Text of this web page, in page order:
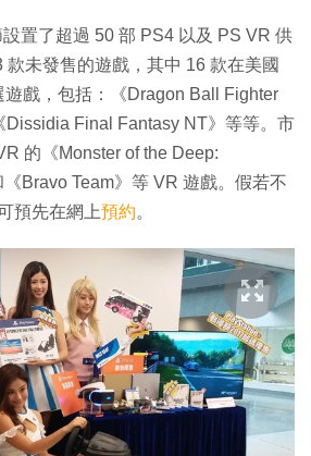
置了超過 50 部 PS4 以及 PS VR 供
未發售的遊戲，其中 16 款在美國
遊戲，包括：《Dragon Ball Fighter
Dissidia Final Fantasy NT》等等。市
的《Monster of the Deep:
Bravo Team》等 VR 遊戲。假若不
預先在網上預約。